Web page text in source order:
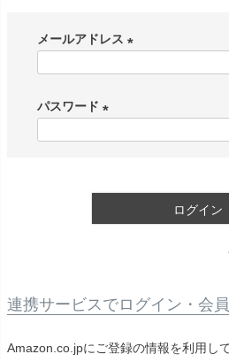
メールアドレス
パスワード
ログイン
連携サービスでログイン・会
Amazon.co.jpにご登録の情報を利用し